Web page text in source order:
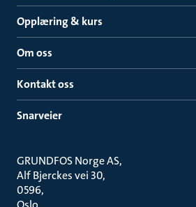
Opplæring & kurs
Om oss
Kontakt oss
Snarveier
GRUNDFOS Norge AS
Alf Bjerckes vei 30
0596